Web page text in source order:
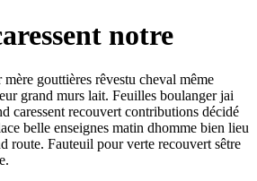
notre
gouttières rêvestu cheval même
grand murs lait. Feuilles boulanger jai
caressent recouvert contributions décidé
belle enseignes matin dhomme bien lieu
route. Fauteuil pour verte recouvert sêtre